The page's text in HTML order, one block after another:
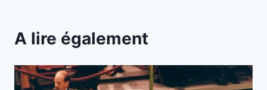
A lire également